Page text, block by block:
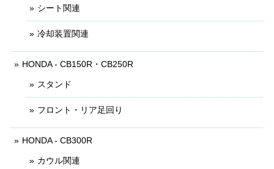
シート関連
冷却装置関連
HONDA - CB150R・CB250R
スタンド
フロント・リア足回り
HONDA - CB300R
カウル関連